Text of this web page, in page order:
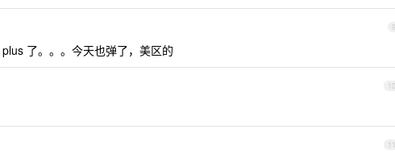
9
了。。。今天也弹了，美区的
10
11